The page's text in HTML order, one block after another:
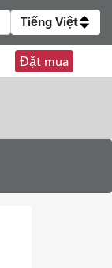
Tiếng Việt
Đặt mua